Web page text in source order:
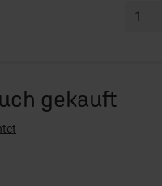
gekauft